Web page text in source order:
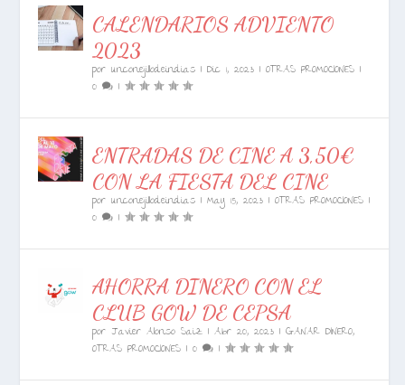
CALENDARIOS ADVIENTO
2023
porunconejillodeindias |Dic 1, 2023 |OTRAS PROMOCIONES |
0
|
ENTRADAS DE CINE A 3,50€
CON LA FIESTA DEL CINE
porunconejillodeindias |May 15, 2023 |OTRAS PROMOCIONES |
0
|
AHORRA DINERO CON EL
CLUB GOW DE CEPSA
por Javier Alonso Saiz |Abr 20, 2023 |GANAR DINERO,
OTRAS PROMOCIONES |0 |